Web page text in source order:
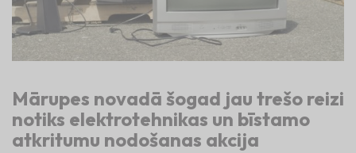
Mārupes novadā šogad jau trešo reizi
notiks elektrotehnikas un bīstamo
atkritumu nodošanas akcija